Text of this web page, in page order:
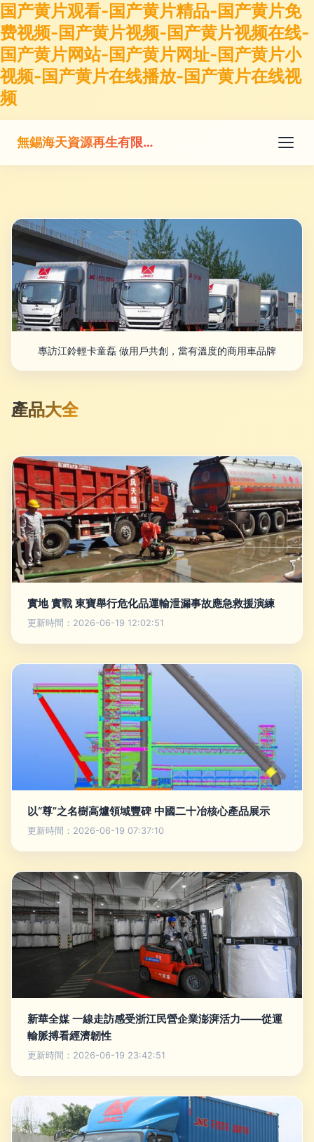
国产黄片观看-国产黄片精品-国产黄片免
费视频-国产黄片视频-国产黄片视频在线-
国产黄片网站-国产黄片网址-国产黄片小
视频-国产黄片在线播放-国产黄片在线视
频
無錫海天資源再生有限公司
專訪江鈴輕卡童磊 做用戶共創，當有溫度的商用車品牌
產品大全
實地 實戰 東寶舉行危化品運輸泄漏事故應急救援演練
更新時間：2026-06-19 12:02:51
以“尊”之名樹高爐領域豐碑 中國二十冶核心產品展示
更新時間：2026-06-19 07:37:10
新華全媒 一線走訪感受浙江民營企業澎湃活力——從運
輸脈搏看經濟韌性
更新時間：2026-06-19 23:42:51